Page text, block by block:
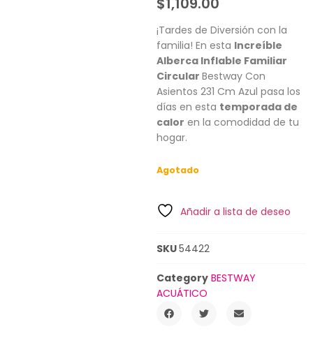
¡Tardes de Diversión con la
familia! En esta Increíble
Alberca Inflable Familiar
Circular Bestway Con
Asientos 231 Cm Azul pasa los
días en esta temporada de
calor en la comodidad de tu
hogar.
Agotado
Añadir a lista de deseo
SKU54422
Category BESTWAY
ACUÁTICO